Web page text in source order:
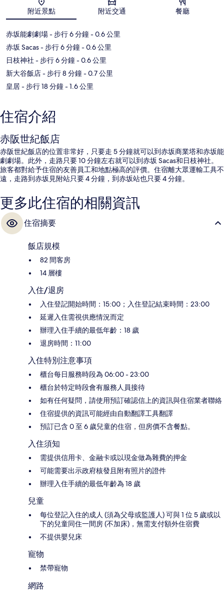
地圖
附近景點 附近交通 餐廳
赤坂能劇劇場- 步行 6 分鐘- 0.6 公里
赤坂 Sacas- 步行 6 分鐘- 0.6 公里
日枝神社 - 步行 6 分鐘- 0.6 公里
新大谷飯店- 步行 8 分鐘- 0.7 公里
皇居- 步行 18 分鐘- 1.6 公里
住宿介紹
赤阪世紀飯店
赤阪世紀飯店的位置非常好，只要走 5 分鐘就可以到赤坂商業塔和赤坂能
劇劇場。此外，走路只要 10 分鐘左右就可以到赤坂 Sacas和日枝神社。
旅客都對給予住宿的友善員工和地點極高的評價。住宿離大眾運輸工具不
遠，走路到赤坂見附站只要 4 分鐘，到赤坂站也只要 4 分鐘。
更多此住宿的相關資訊
住宿摘要
飯店規模
82 間客房
14 層樓
入住/退房
入住登記開始時間：15:00；入住登記結束時間：23:00
延遲入住需視供應情況而定
辦理入住手續的最低年齡：18 歲
退房時間：11:00
入住特別注意事項
櫃台每日服務時段為 06:00 - 23:00
櫃台於特定時段會有服務人員接待
如有任何疑問，請使用預訂確認信上的資訊與住宿業者聯絡
住宿提供的資訊可能經由自動翻譯工具翻譯
預訂已含 0 至 6 歲兒童的住宿，但房價不含餐點。
入住須知
需提供信用卡、金融卡或以現金做為雜費的押金
可能需要出示政府核發且附有照片的證件
辦理入住手續的最低年齡為 18 歲
兒童
每位登記入住的成人 (須為父母或監護人) 可與 1 位 5 歲或以
下的兒童同住一間房 (不加床)，無需支付額外住宿費
不提供嬰兒床
寵物
禁帶寵物
網路